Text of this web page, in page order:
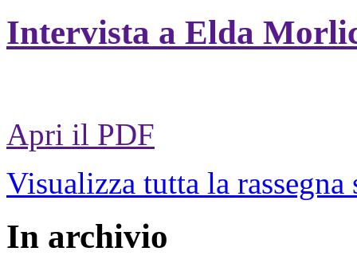
Intervista a Elda
Apri il PDF
Visualizza tutta la rassegna
In archivio